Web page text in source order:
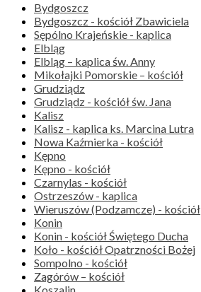
Bydgoszcz
Bydgoszcz - kościół Zbawiciela
Sępólno Krajeńskie - kaplica
Elbląg
Elbląg – kaplica św. Anny
Mikołajki Pomorskie – kościół
Grudziądz
Grudziądz - kościół św. Jana
Kalisz
Kalisz - kaplica ks. Marcina Lutra
Nowa Kaźmierka - kościół
Kępno
Kępno - kościół
Czarnylas - kościół
Ostrzeszów - kaplica
Wieruszów (Podzamcze) - kościół
Konin
Konin - kościół Świętego Ducha
Koło - kościół Opatrzności Bożej
Sompolno - kościół
Zagórów – kościół